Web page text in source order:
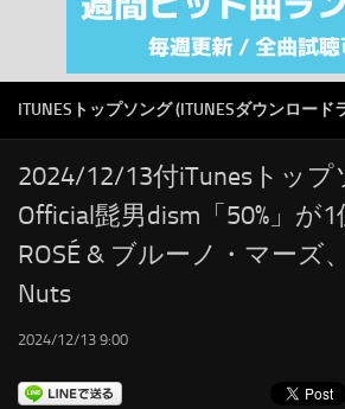
オリジナルiTunes週間トップソング
RSS
LINKS
ITUNESトップソング (ITUNESダウンロード
2024/12/13付iTunesトップ
Official髭男dism「50%」が
ROSÉ & ブルーノ・マーズ
Nuts
2024/12/13 9:00